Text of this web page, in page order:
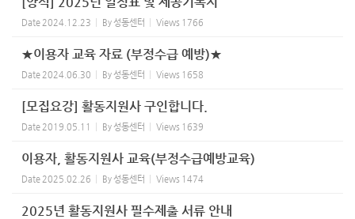
Date 2024.12.23 By성동센터 Views 1766
★이용자 교육 자료 (부정수급 예방)★
Date 2024.06.30 By성동센터 Views 1658
[모집요강] 활동지원사 구인합니다.
Date 2019.05.11 By성동센터 Views 1639
이용자, 활동지원사 교육(부정수급예방교육)
Date 2025.02.26 By성동센터 Views 1474
2025년 활동지원사 필수제출 서류 안내